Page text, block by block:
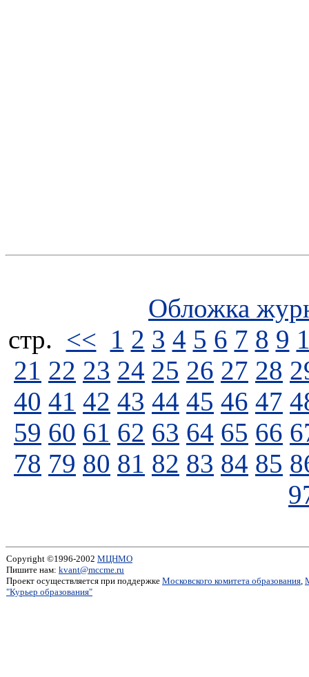
Обложка
стp. << 1 2 3 4 5 6 7 8 9
21 22 23 24 25 26 27 28
40 41 42 43 44 45 46 47
59 60 61 62 63 64 65 66
78 79 80 81 82 83 84 85
Copyright ©1996-2002 МЦНМО
Пишите нам: kvant@mccme.ru
Проект осуществляется при поддержке Московского комитета образования,
"Курьер образования"